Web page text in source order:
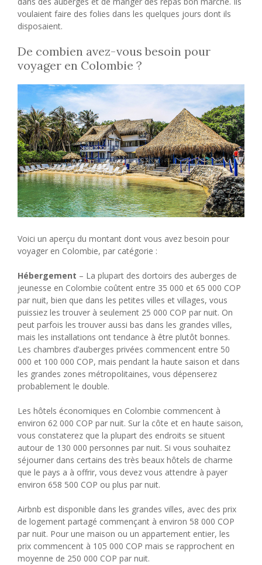
voulaient faire des folies dans les quelques jours dont ils
disposaient.
De combien avez-vous besoin pour
voyager en Colombie ?
Voici un aperçu du montant dont vous avez besoin pour
voyager en Colombie, par catégorie :
Hébergement – La plupart des dortoirs des auberges de
jeunesse en Colombie coûtent entre 35 000 et 65 000 COP
par nuit, bien que dans les petites villes et villages, vous
puissiez les trouver à seulement 25 000 COP par nuit. On
peut parfois les trouver aussi bas dans les grandes villes,
mais les installations ont tendance à être plutôt bonnes.
Les chambres d’auberges privées commencent entre 50
000 et 100 000 COP, mais pendant la haute saison et dans
les grandes zones métropolitaines, vous dépenserez
probablement le double.
Les hôtels économiques en Colombie commencent à
environ 62 000 COP par nuit. Sur la côte et en haute saison,
vous constaterez que la plupart des endroits se situent
autour de 130 000 personnes par nuit. Si vous souhaitez
séjourner dans certains des très beaux hôtels de charme
que le pays a à offrir, vous devez vous attendre à payer
environ 658 500 COP ou plus par nuit.
Airbnb est disponible dans les grandes villes, avec des prix
de logement partagé commençant à environ 58 000 COP
par nuit. Pour une maison ou un appartement entier, les
prix commencent à 105 000 COP mais se rapprochent en
moyenne de 250 000 COP par nuit.